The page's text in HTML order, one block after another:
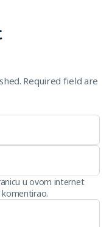
Required field are
u ovom internet
komentirao.